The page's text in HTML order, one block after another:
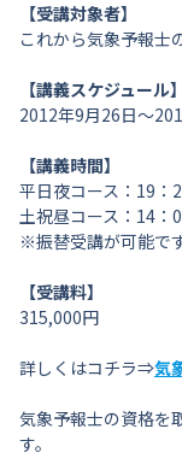
【受講対象者】
これから気象予報士
【講義スケジュール】
2012年9月26日～
【講義時間】
平日夜コース：19：
土祝昼コース：14：
※振替受講が可能です
【受講料】
315,000円
詳しくはコチラ⇒気
気象予報士の資格を
す。